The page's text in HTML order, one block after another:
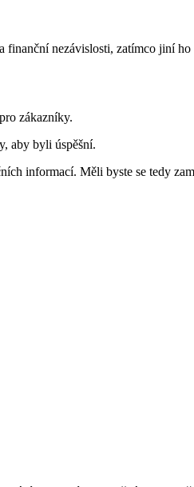
nezávislosti, zatímco jiní
zákazníky.
aby ‌byli úspěšní.
informací. Měli byste se tedy